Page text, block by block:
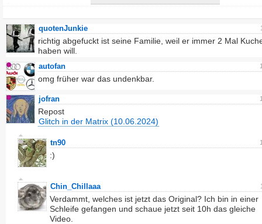
quotenJunkie
richtig abgefuckt ist seine Familie, weil er immer 2 Mal
haben will.
autofan
omg früher war das undenkbar.
jofran
Repost
Glitch in der Matrix (10.06.2024)
tn90
:)
Chin_Chillaaa
Verdammt, welches ist jetzt das Original? Ich bin in einer
Schleife gefangen und schaue jetzt seit 10h das gleiche
Video.